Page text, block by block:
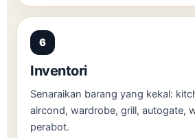
Inventori
Senaraikan barang yang kekal:
aircond, wardrobe, grill, autogate,
perabot.